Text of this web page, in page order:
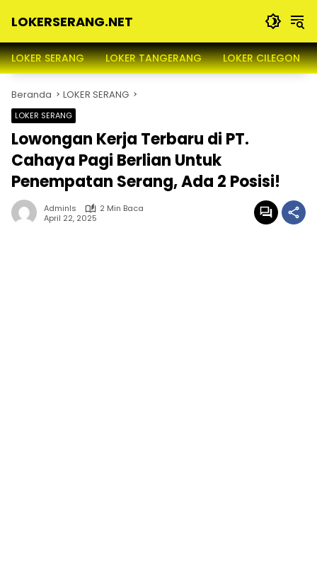
LOKERSERANG.NET
Lowongan
Kerja
dan
Sekitarnya
LOKER SERANG LOKER TANGERANG LOKER CILEGON
Beranda LOKER SERANG
LOKER SERANG
Lowongan Kerja Terbaru di PT.
Cahaya Pagi Berlian Untuk
Penempatan Serang, Ada 2 Posisi!
Adminls
2 Min Baca
April 22, 2025